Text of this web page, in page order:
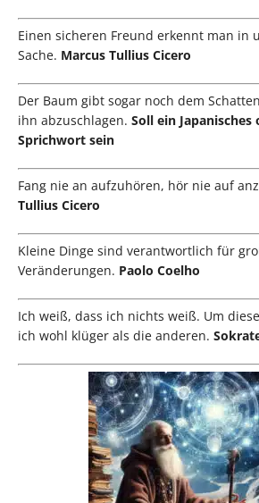
Einen sicheren Freund erkennt man in
Sache. Marcus Tullius Cicero
Der Baum gibt sogar noch dem
ihn abzuschlagen. Soll ein Japanisches
Sprichwort sein
Fang nie an aufzuhören, hör nie auf
Tullius Cicero
Kleine Dinge sind verantwortlich für
Veränderungen. Paolo Coelho
Ich weiß, dass ich nichts weiß. Um
ich wohl klüger als die anderen.